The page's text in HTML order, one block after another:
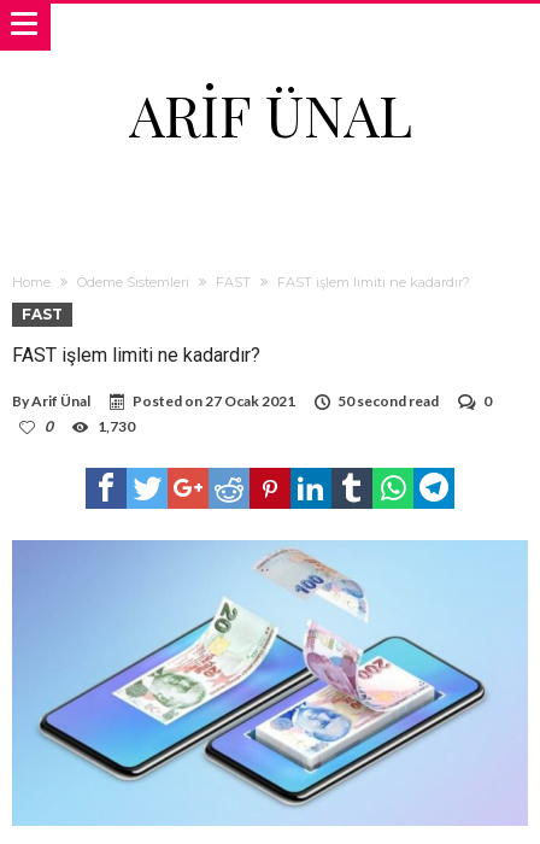
ARIF ÜNAL
Home Ödeme Sistemleri FAST FAST işlem limiti ne kadardır?
FAST
FAST işlem limiti ne kadardır?
ByArif Ünal Posted on27 Ocak 2021 50 second read
0
0
1,730